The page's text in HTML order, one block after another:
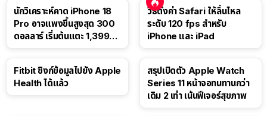
นักวิเคราะห์คาด iPhone 18
Pro อาจแพงขึ้นสูงสุด 300
ดอลลาร์ เริ่มต้นแตะ 1,399
วิธีตั้งค่า Safari ให้ลื่นไหล
ระดับ 120 fps สำหรับ
iPhone และ iPad
Fitbit ซิงก์ข้อมูลไปยัง Apple
Health ได้แล้ว
สรุปเปิดตัว Apple Watch
Series 11 หน้าจอทนทานกว่า
เดิม 2 เท่า เน้นฟีเจอร์สุขภาพ